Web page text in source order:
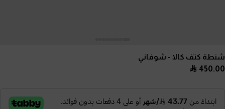
شنطة كتف كالا - شوفاني
450.00